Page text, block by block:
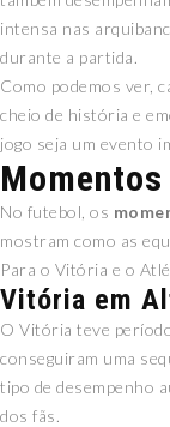
intensa nas
durante a partida.
Como podemos ver,
cheio de história e
jogo seja um evento
No futebol, os
mostram como as
Para o Vitória e o
Vitória em
O Vitória teve
conseguiram uma
tipo de desempenho
dos fãs.